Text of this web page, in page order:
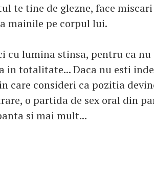
te tine de glezne, face
mainile pe corpul lui.
cu lumina stinsa, pentru ca
in totalitate... Daca nu esti
care consideri ca pozitia
o partida de sex oral din
si mai mult...